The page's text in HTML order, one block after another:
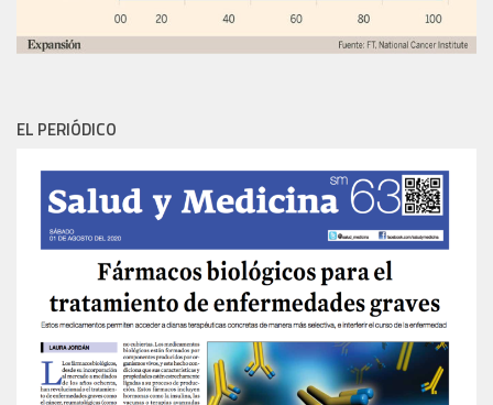
EL PERIÓDICO